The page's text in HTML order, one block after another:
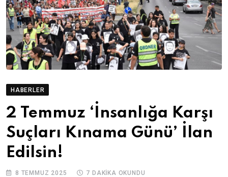
HABERLER
2 Temmuz ‘İnsanlığa Karşı
Suçları Kınama Günü’ İlan
Edilsin!
8 TEMMUZ 2025 7 DAKIKA OKUNDU